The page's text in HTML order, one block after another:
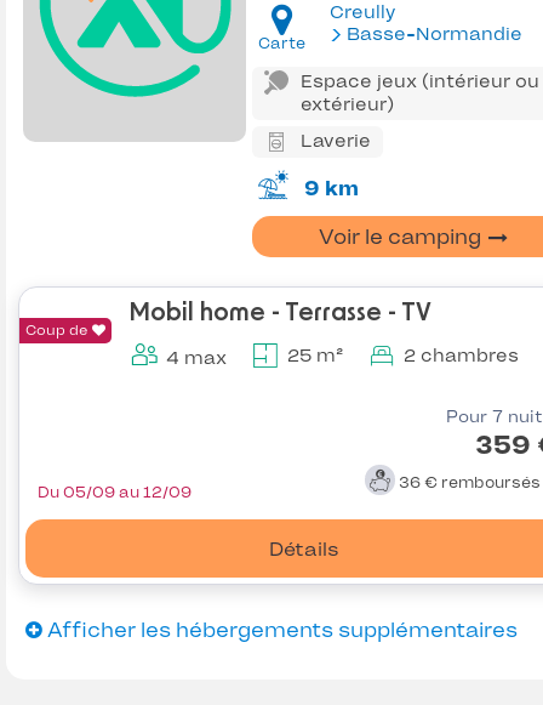
Carte
Creully
Basse-Normandie
Espace jeux (intérieur ou
extérieur)
Laverie
9 km
Voir le camping
Coup de
Mobil home - Terrasse - TV
4 max 25 m² 2 chambres
Pour 7
359
36 € remboursés
Détails
Du 05/09 au 12/09
Afficher les hébergements supplémentaires